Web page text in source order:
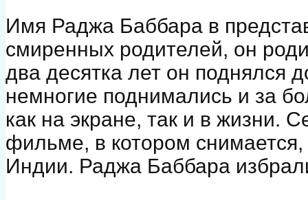
Имя Раджа Баббара в
смиренных родителей, он
два десятка лет он поднялся
немногие поднимались и за
как на экране, так и в жизни.
фильме, в котором снимается,
Индии. Раджа Баббара